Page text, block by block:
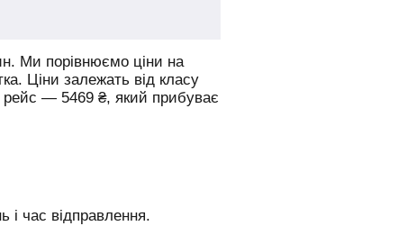
Ми порівнюємо ціни на
Ціни залежать від класу
рейс — 5469 ₴, який прибуває
і час відправлення.